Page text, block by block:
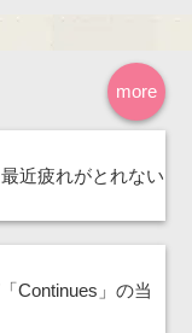
more
近疲れがとれない
Continues」の当